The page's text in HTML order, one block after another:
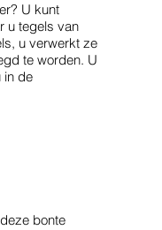
U kunt
u tegels van
u verwerkt ze
te worden. U
in de
bonte